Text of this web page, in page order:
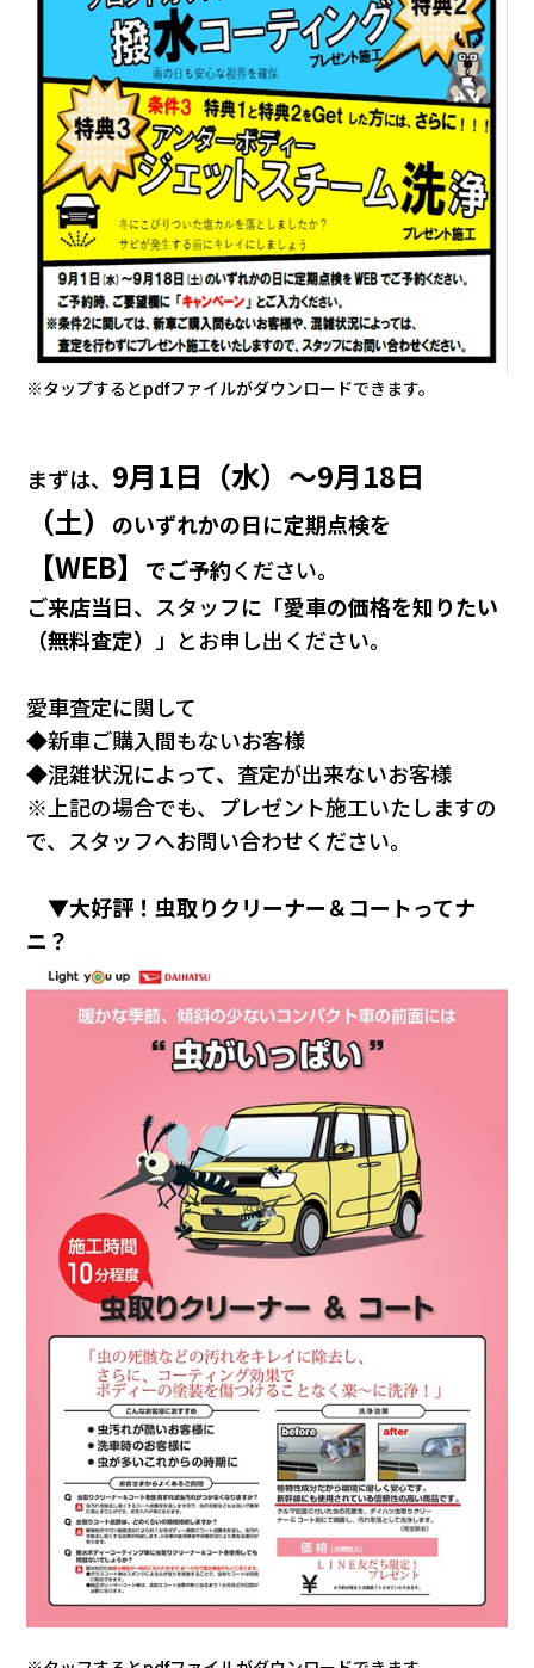
※タップするとpdfファイルがダウンロードできます。
まずは、 9月1日（水）～9月18日
（土）
のいずれかの日に定期点検を
【WEB】 でご予約ください。
ご来店当日、スタッフに「愛車の価格を知りたい
（無料査定）
」とお申し出ください。
愛車査定に関して
◆新車ご購入間もないお客様
◆混雑状況によって、査定が出来ないお客様
※上記の場合でも、プレゼント施工いたしますの
で、スタッフへお問い合わせください。
▼大好評！虫取りクリーナー＆コートってナ
ニ？